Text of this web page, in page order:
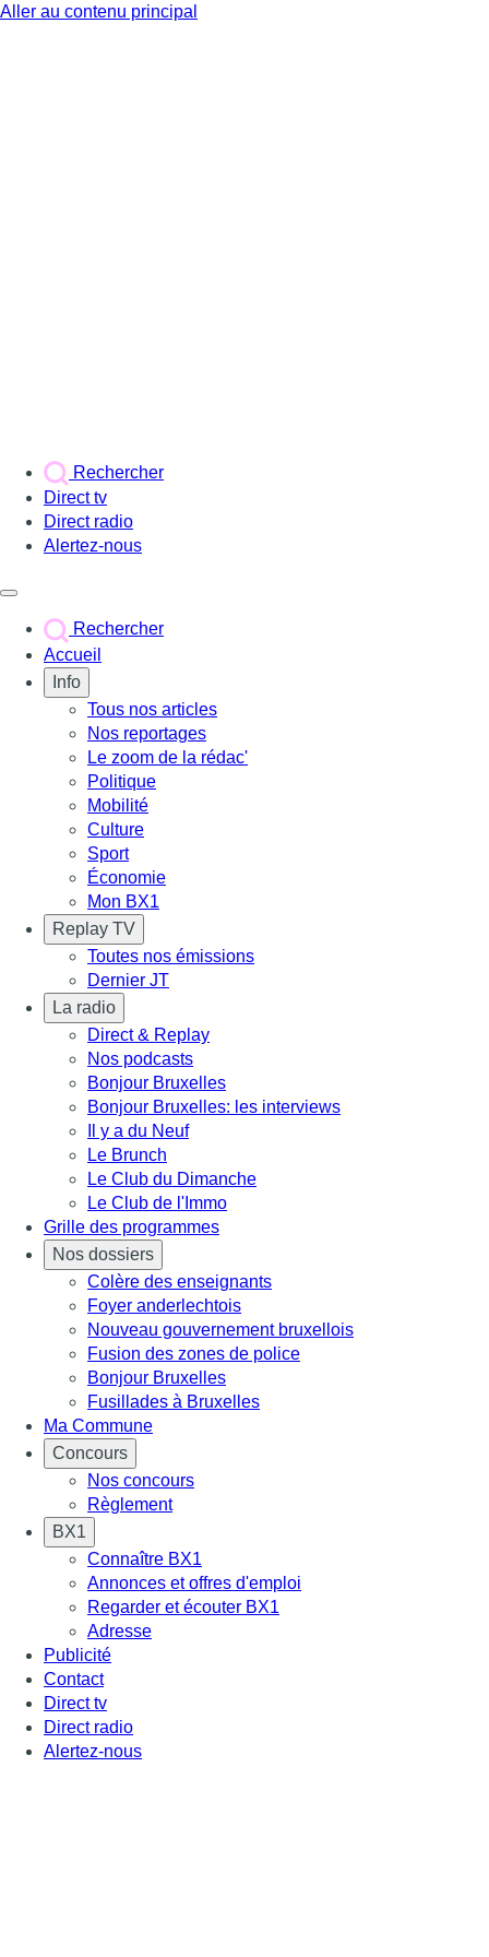
Aller au contenu principal
Rechercher
Direct tv
Direct radio
Alertez-nous
Rechercher
Accueil
Info
Tous nos articles
Nos reportages
Le zoom de la rédac'
Politique
Mobilité
Culture
Sport
Économie
Mon BX1
Replay TV
Toutes nos émissions
Dernier JT
La radio
Direct & Replay
Nos podcasts
Bonjour Bruxelles
Bonjour Bruxelles: les interviews
Il y a du Neuf
Le Brunch
Le Club du Dimanche
Le Club de l'Immo
Grille des programmes
Nos dossiers
Colère des enseignants
Foyer anderlechtois
Nouveau gouvernement bruxellois
Fusion des zones de police
Bonjour Bruxelles
Fusillades à Bruxelles
Ma Commune
Concours
Nos concours
Règlement
BX1
Connaître BX1
Annonces et offres d'emploi
Regarder et écouter BX1
Adresse
Publicité
Contact
Direct tv
Direct radio
Alertez-nous